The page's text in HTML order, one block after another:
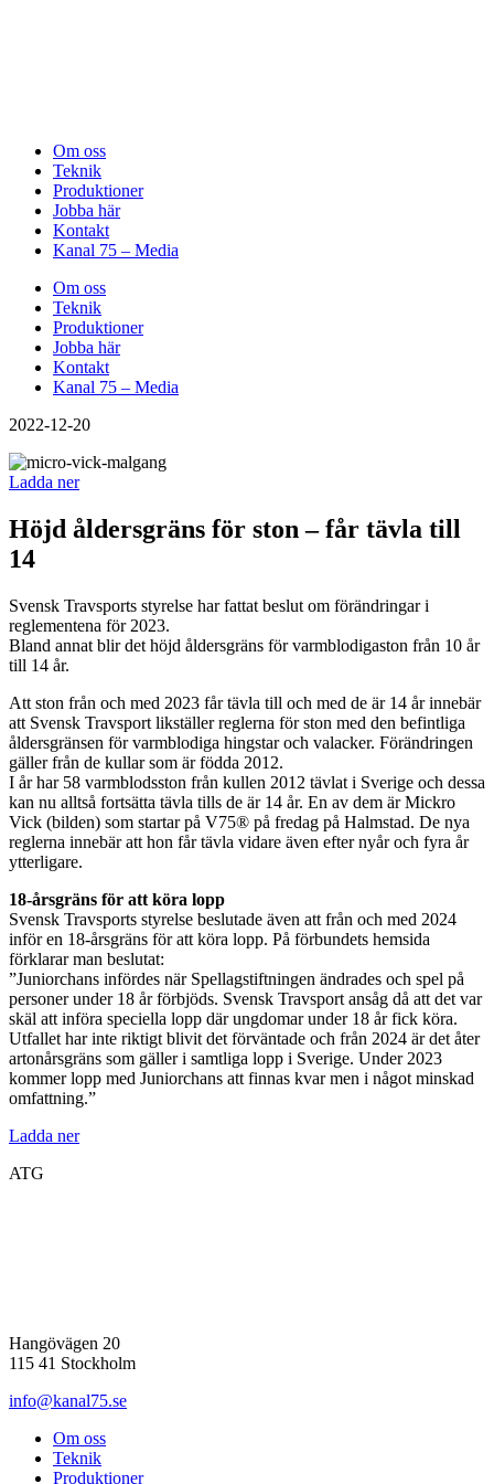
Om oss
Teknik
Produktioner
Jobba här
Kontakt
Kanal 75 – Media
Om oss
Teknik
Produktioner
Jobba här
Kontakt
Kanal 75 – Media
2022-12-20
Ladda ner
Höjd åldersgräns för ston – får tävla till
14
Svensk Travsports styrelse har fattat beslut om förändringar i
reglementena för 2023.
Bland annat blir det höjd åldersgräns för varmblodigaston från 10 år
till 14 år.
Att ston från och med 2023 får tävla till och med de är 14 år innebär
att Svensk Travsport likställer reglerna för ston med den befintliga
åldersgränsen för varmblodiga hingstar och valacker. Förändringen
gäller från de kullar som är födda 2012.
I år har 58 varmblodsston från kullen 2012 tävlat i Sverige och dessa
kan nu alltså fortsätta tävla tills de är 14 år. En av dem är Mickro
Vick (bilden) som startar på V75® på fredag på Halmstad. De nya
reglerna innebär att hon får tävla vidare även efter nyår och fyra år
ytterligare.
18-årsgräns för att köra lopp
Svensk Travsports styrelse beslutade även att från och med 2024
inför en 18-årsgräns för att köra lopp. På förbundets hemsida
förklarar man beslutat:
”Juniorchans infördes när Spellagstiftningen ändrades och spel på
personer under 18 år förbjöds. Svensk Travsport ansåg då att det var
skäl att införa speciella lopp där ungdomar under 18 år fick köra.
Utfallet har inte riktigt blivit det förväntade och från 2024 är det åter
artonårsgräns som gäller i samtliga lopp i Sverige. Under 2023
kommer lopp med Juniorchans att finnas kvar men i något minskad
omfattning.”
Ladda ner
ATG
Hangövägen 20
115 41 Stockholm
info@kanal75.se
Om oss
Teknik
Produktioner